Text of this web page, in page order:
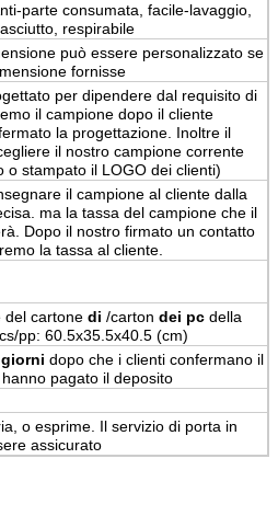
parte consumata, facile-lavaggio,
respirabile
può essere personalizzato se
fornisse
per dipendere dal requisito di
il campione dopo il cliente
la progettazione. Inoltre il
il nostro campione corrente
o stampato il LOGO dei clienti)
il campione al cliente dalla
ma la tassa del campione che il
Dopo il nostro firmato un contatto
la tassa al cliente.
del cartone di /carton dei pc della
pp: 60.5x35.5x40.5 (cm)
giorni dopo che i clienti confermano il
pagato il deposito
o esprime. Il servizio di porta in
assicurato